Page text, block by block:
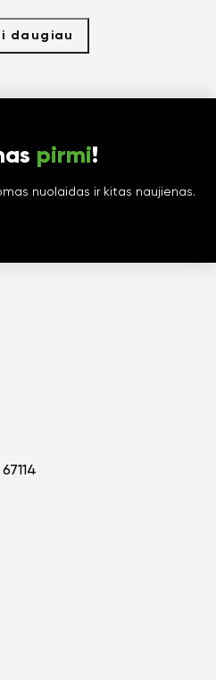
daugiau
pirmi!
nuolaidas ir kitas naujienas.